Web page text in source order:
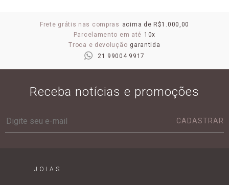
Frete grátis nas compras acima de R$1.000,00
Parcelamento em até 10x
Troca e devolução garantida
21 99004 9917
Receba notícias e promoções
CADASTRAR
JOIAS